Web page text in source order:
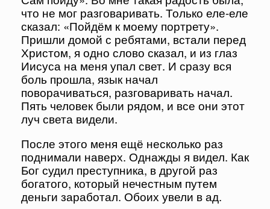
что не мог разговаривать. Только еле-еле
сказал: «Пойдём к моему портрету».
Пришли домой с ребятами, встали перед
Христом, я одно слово сказал, и из глаз
Иисуса на меня упал свет. И сразу вся
боль прошла, язык начал
поворачиваться, разговаривать начал.
Пять человек были рядом, и все они этот
луч света видели.
После этого меня ещё несколько раз
поднимали наверх. Однажды я видел. Как
Бог судил преступника, в другой раз
богатого, который нечестным путем
деньги заработал. Обоих увели в ад.